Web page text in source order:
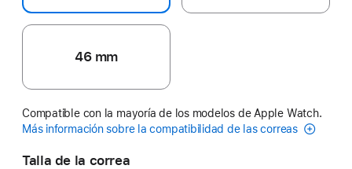
46 mm
Compatible con la mayoría de los modelos de Apple Watch.
Más información sobre la compatibilidad de las correas
Talla de la correa